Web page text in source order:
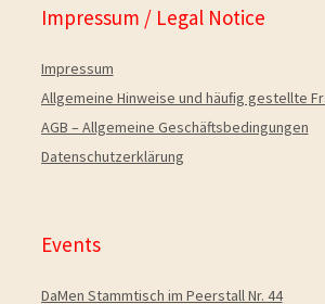
Impressum / Legal Notice
Impressum
Allgemeine Hinweise und häuﬁg gestellte
AGB – Allgemeine Geschäftsbedingungen
Datenschutzerklärung
Events
DaMen Stammtisch im Peerstall Nr. 44